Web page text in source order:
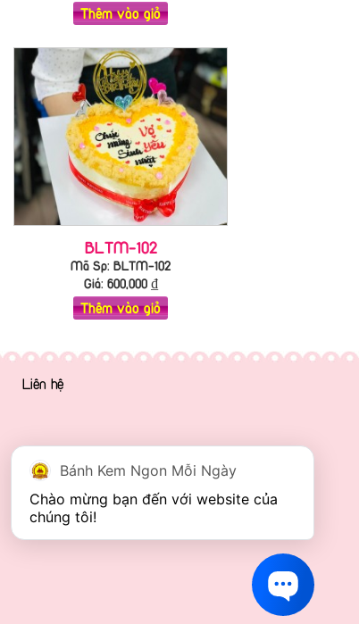
Thêm vào giỏ
BLTM-102
Mã Sp: BLTM-102
Giá: 600,000₫
Thêm vào giỏ
Liên hệ
Bánh Kem Ngon Mỗi Ngày
Chào mừng bạn đến với website của
chúng tôi!